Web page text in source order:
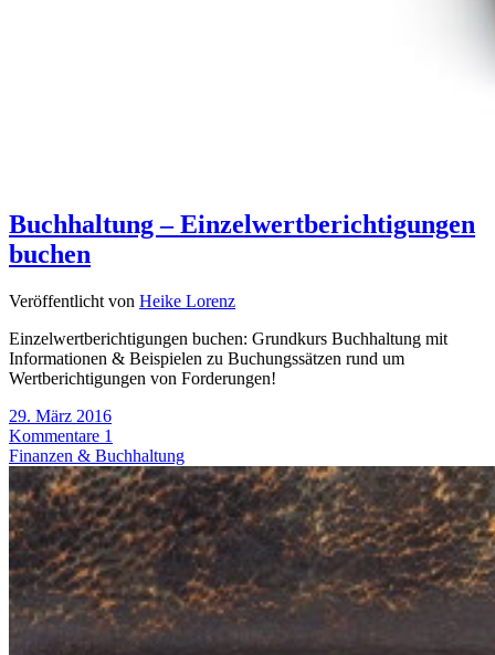
Buchhaltung – Einzelwertberichtigungen
buchen
Veröffentlicht von Heike Lorenz
Einzelwertberichtigungen buchen: Grundkurs Buchhaltung mit
Informationen & Beispielen zu Buchungssätzen rund um
Wertberichtigungen von Forderungen!
29. März 2016
Kommentare 1
Finanzen & Buchhaltung